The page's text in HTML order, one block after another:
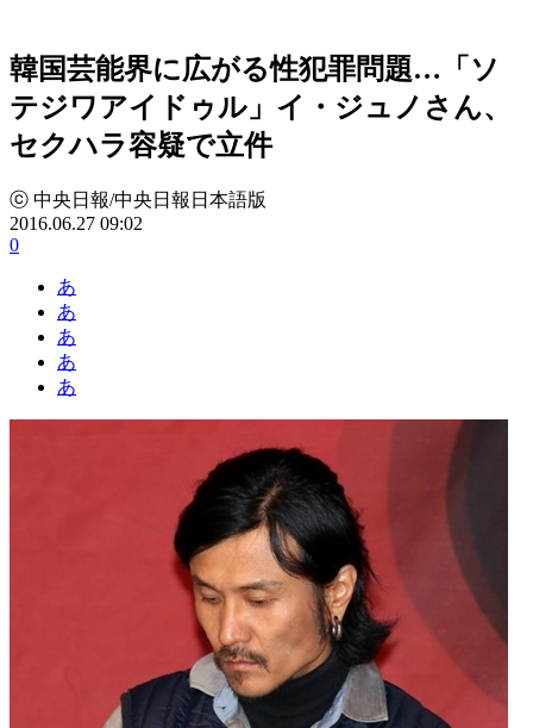
韓国芸能界に広がる性犯罪問題…「ソ
テジワアイドゥル」イ・ジュノさん、
セクハラ容疑で立件
ⓒ 中央日報/中央日報日本語版
2016.06.27 09:02
0
あ
あ
あ
あ
あ